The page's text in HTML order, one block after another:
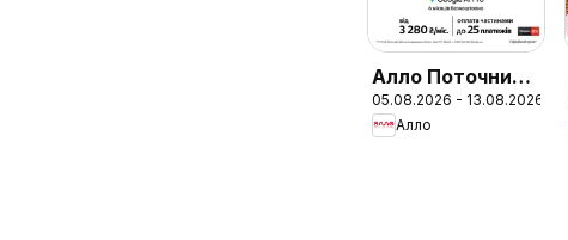
Алло Поточний
каталог
05.08.2026 - 13.08.2026
Алло